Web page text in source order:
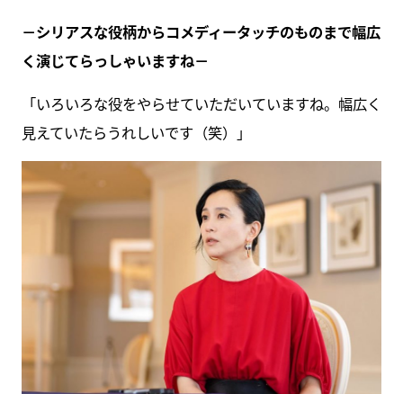
－シリアスな役柄からコメディータッチのものまで幅広
く演じてらっしゃいますね－
「いろいろな役をやらせていただいていますね。幅広く
見えていたらうれしいです（笑）」